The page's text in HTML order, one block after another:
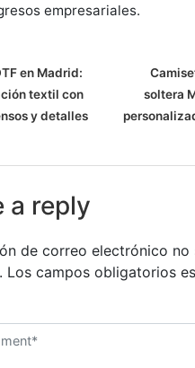
empresariales.
en Madrid:
textil con
y detalles
soltera
a reply
de correo electrónico no
Los campos obligatorios